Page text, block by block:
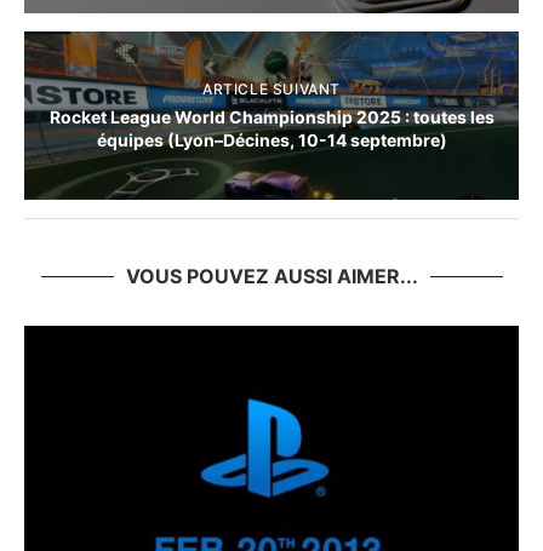
ARTICLE SUIVANT
Rocket League World Championship 2025 : toutes les
équipes (Lyon–Décines, 10-14 septembre)
VOUS POUVEZ AUSSI AIMER...